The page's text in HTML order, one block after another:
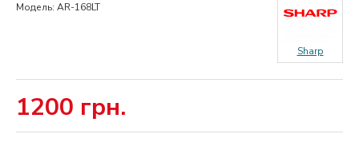
1200 грн.
Модель: AR-168LT
Sharp